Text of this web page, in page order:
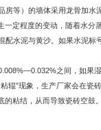
房等）的墙体采用龙骨加
定程度的变动，随着水分
配水泥与黄沙。如果水泥标
之间，如果
辊”现象，生产厂家会在
粘结，从而导致瓷砖空鼓。